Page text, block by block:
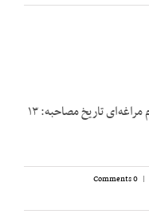
روایت‌کننده: آقای مهندس رحمت‌الله مقدم مراغه‌ای تاریخ مصاحبه: ۱۳
|
0 Comments